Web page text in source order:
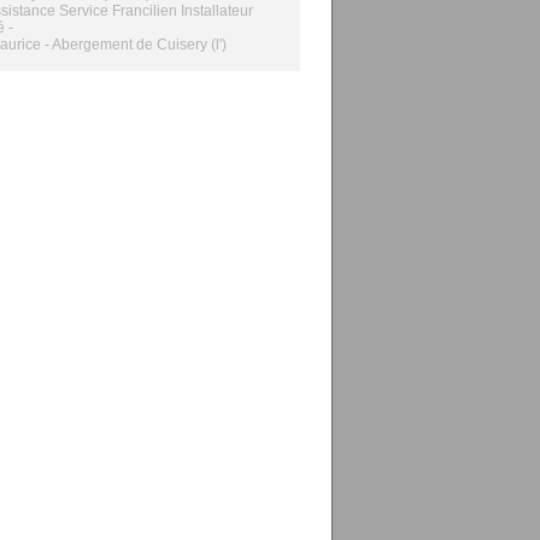
Service Francilien Installateur
-
- Abergement de Cuisery (l')